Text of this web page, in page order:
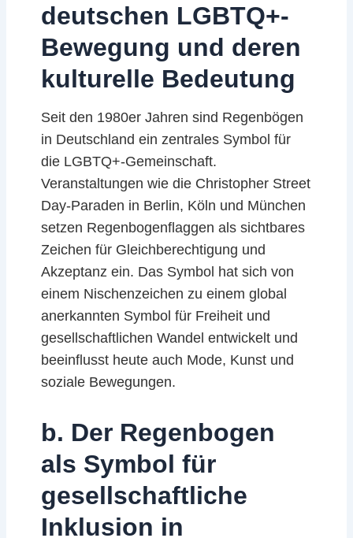
deutschen LGBTQ+-
Bewegung und deren
kulturelle Bedeutung
Seit den 1980er Jahren sind Regenbögen
in Deutschland ein zentrales Symbol für
die LGBTQ+-Gemeinschaft.
Veranstaltungen wie die Christopher Street
Day-Paraden in Berlin, Köln und München
setzen Regenbogenflaggen als sichtbares
Zeichen für Gleichberechtigung und
Akzeptanz ein. Das Symbol hat sich von
einem Nischenzeichen zu einem global
anerkannten Symbol für Freiheit und
gesellschaftlichen Wandel entwickelt und
beeinflusst heute auch Mode, Kunst und
soziale Bewegungen.
b. Der Regenbogen
als Symbol für
gesellschaftliche
Inklusion in